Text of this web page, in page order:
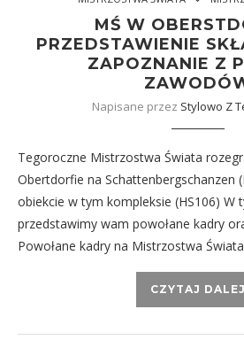
MŚ W
PRZEDSTAWIENIE
ZAPOZNANIE Z
Napisane przez Stylowo Z
Tegoroczne Mistrzostwa Świata
Obertdorfie na Schattenbergschanzen
obiekcie w tym kompleksie (HS106) W
przedstawimy wam powołane kadry
Powołane kadry na Mistrzostwa
CZYTAJ DALEJ